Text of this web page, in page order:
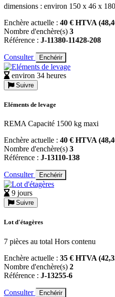
dimensions : environ 150 x 46 x
Enchère actuelle : 40 € HTVA
Nombre d'enchère(s) 3
Référence : J-11380-11428-208
Consulter Enchérir
environ 34 heures
Suivre
Eléments de levage
REMA Capacité 1500 kg maxi
Enchère actuelle : 40 € HTVA
Nombre d'enchère(s) 3
Référence : J-13110-138
Consulter Enchérir
9 jours
Suivre
Lot d'étagères
7 pièces au total Hors contenu
Enchère actuelle : 35 € HTVA
Nombre d'enchère(s) 2
Référence : J-13255-6
Consulter Enchérir